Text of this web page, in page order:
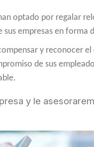
optado por regalar
empresas en forma
y reconocer
de sus
y le